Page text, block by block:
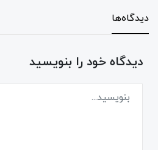
دیدگاه‌ها
دیدگاه خود را بنویسید